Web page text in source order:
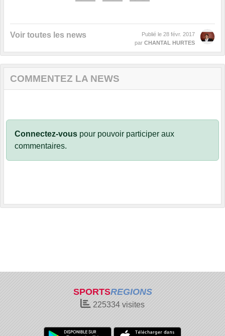
Voir toutes les news Publié le 28 févr. 2017
par CHANTAL HURTES
COMMENTEZ LA NEWS
Connectez-vous pour pouvoir participer aux
commentaires.
SPORTSREGIONS
225334 visites